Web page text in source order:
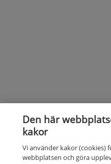
Den här
kakor
Vi använder kakor (cookies)
webbplatsen och göra